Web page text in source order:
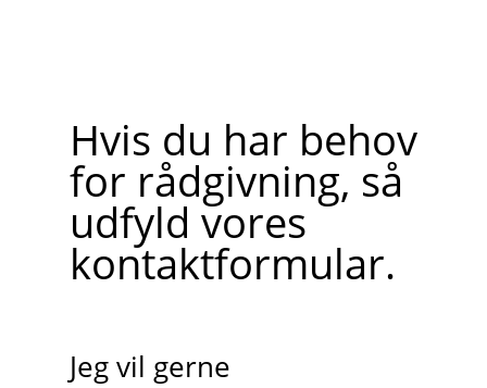
Hvis du har behov
for rådgivning, så
udfyld vores
kontaktformular.
Jeg vil gerne